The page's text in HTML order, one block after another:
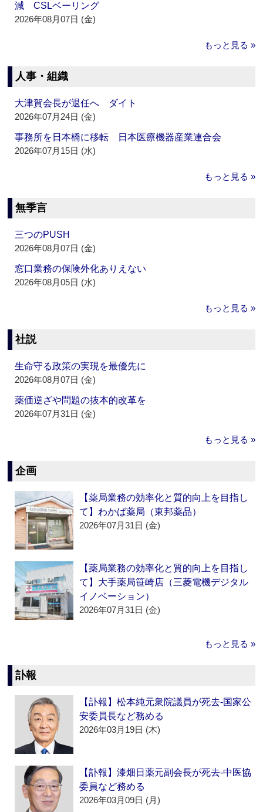
減 CSLベーリング
2026年08月07日 (金)
もっと見る »
人事・組織
大津賀会長が退任へ ダイト
2026年07月24日 (金)
事務所を日本橋に移転 日本医療機器産業連合会
2026年07月15日 (水)
もっと見る »
無季言
三つのPUSH
2026年08月07日 (金)
窓口業務の保険外化ありえない
2026年08月05日 (水)
もっと見る »
社説
生命守る政策の実現を最優先に
2026年08月07日 (金)
薬価逆ざや問題の抜本的改革を
2026年07月31日 (金)
もっと見る »
企画
【薬局業務の効率化と質的向上を目指し
て】わかば薬局（東邦薬品）
2026年07月31日 (金)
【薬局業務の効率化と質的向上を目指し
て】大手薬局笹崎店（三菱電機デジタル
イノベーション）
2026年07月31日 (金)
もっと見る »
訃報
【訃報】松本純元衆院議員が死去‐国家公
安委員長など務める
2026年03月19日 (木)
【訃報】漆畑日薬元副会長が死去‐中医協
委員など務める
2026年03月09日 (月)